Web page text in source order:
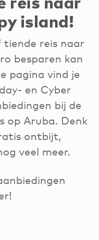
island!
reis naar
besparen kan
pagina vind je
en Cyber
bij de
op Aruba. Denk
ontbijt,
veel meer.